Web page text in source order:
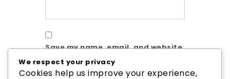
Save my name, email, and website
in this browser for the next time I
comment.
We respect your privacy
Cookies help us improve your experience,